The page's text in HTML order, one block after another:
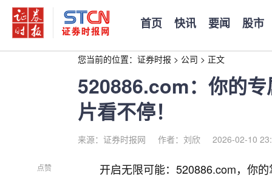
首页 快讯 要闻 股市
您当前的位置： 证券时报 > 公司 > 正文
520886.com：你的
片看不停！
来源：证券时报网 作者：刘欣 2026-02-10
点赞 开启无限可能：520886.com，你